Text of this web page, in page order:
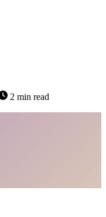
2 min read